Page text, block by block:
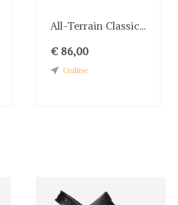
All-Terrain Classic...
€ 86,00
Online